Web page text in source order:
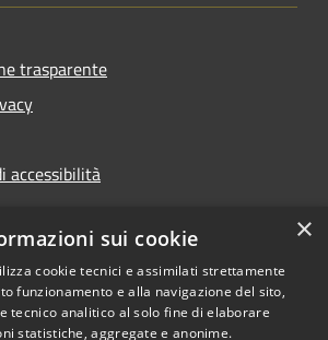
trasparente
accessibilità
Copyright © 2026 • Comune di
Renate • Powered by
×
sui cookie
cookie tecnici e assimilati strettamente
funzionamento e alla navigazione del sito,
tecnico analitico al solo fine di elaborare
statistiche, aggregate e anonime.